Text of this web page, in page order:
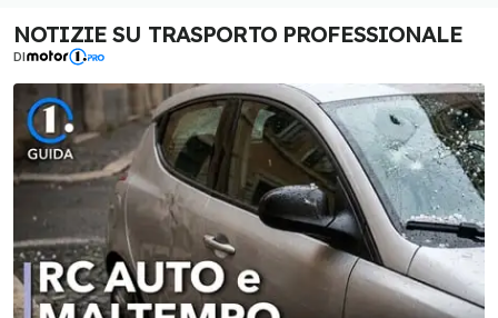
NOTIZIE SU TRASPORTO PROFESSIONALE
DI